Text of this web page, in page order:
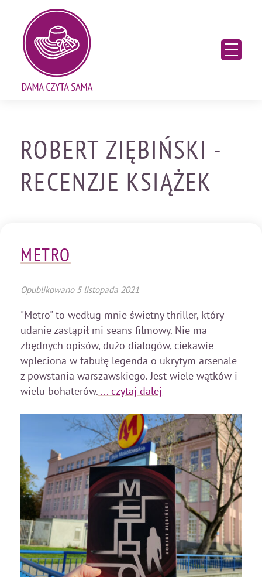
ROBERT ZIĘBIŃSKI -
RECENZJE KSIĄŻEK
METRO
Opublikowano 5 listopada 2021
"Metro" to według mnie świetny thriller, który
udanie zastąpił mi seans filmowy. Nie ma
zbędnych opisów, dużo dialogów, ciekawie
wpleciona w fabułę legenda o ukrytym arsenale
z powstania warszawskiego. Jest wiele wątków i
wielu bohaterów. ... czytaj dalej